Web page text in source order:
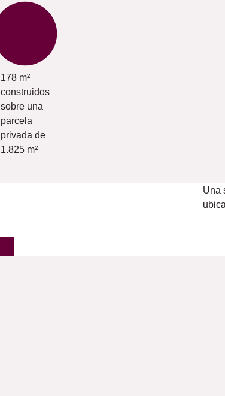
178 m²
construidos
sobre una
parcela
privada de
1.825 m²
Una